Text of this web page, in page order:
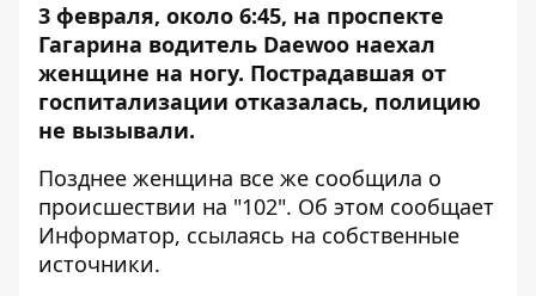
3 февраля, около 6:45, на проспекте
Гагарина водитель Daewoo наехал
женщине на ногу. Пострадавшая от
госпитализации отказалась, полицию
не вызывали.
Позднее женщина все же сообщила о
происшествии на "102". Об этом сообщает
Информатор, ссылаясь на собственные
источники.